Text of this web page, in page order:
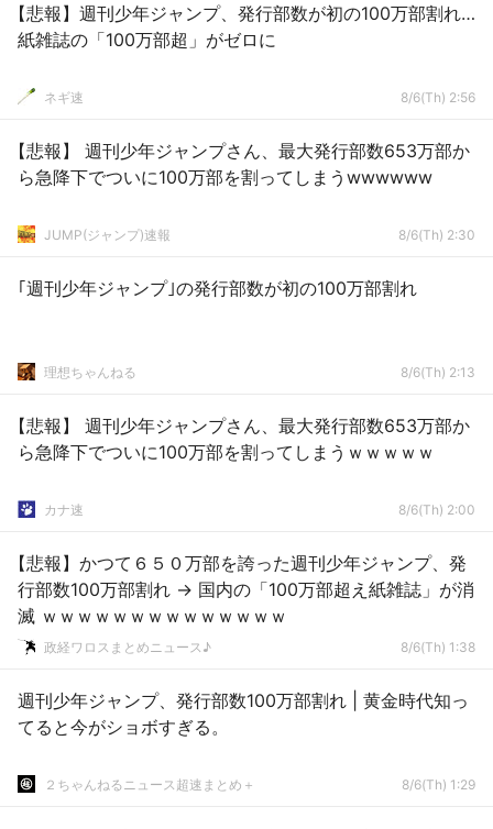
【悲報】週刊少年ジャンプ、発行部数が初の100万部割れ…
紙雑誌の「100万部超」がゼロに
ネギ速 8/6(Th) 2:56
【悲報】 週刊少年ジャンプさん、最大発行部数653万部か
ら急降下でついに100万部を割ってしまうwwwwww
JUMP(ジャンプ)速報 8/6(Th) 2:30
｢週刊少年ジャンプ｣の発行部数が初の100万部割れ
理想ちゃんねる 8/6(Th) 2:13
【悲報】 週刊少年ジャンプさん、最大発行部数653万部か
ら急降下でついに100万部を割ってしまうｗｗｗｗｗ
カナ速 8/6(Th) 2:00
【悲報】かつて６５０万部を誇った週刊少年ジャンプ、発
行部数100万部割れ → 国内の「100万部超え紙雑誌」が消
滅 ｗｗｗｗｗｗｗｗｗｗｗｗｗｗ
政経ワロスまとめニュース♪ 8/6(Th) 1:38
週刊少年ジャンプ、発行部数100万部割れ | 黄金時代知っ
てると今がショボすぎる。
２ちゃんねるニュース超速まとめ＋ 8/6(Th) 1:29